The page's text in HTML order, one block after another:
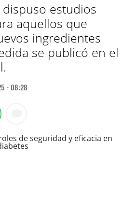
estudios
aquellos que
ingredientes
se publicó en el
- 08:28